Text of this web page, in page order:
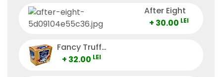
After Eight
+ 30.00 LEI
Fancy Truffes
+ 32.00 LEI